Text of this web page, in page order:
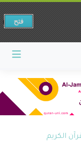
الكريم
فتح